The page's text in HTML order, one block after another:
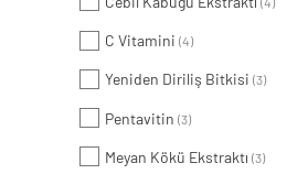
Cebil Kabuğu Ekstraktı (4)
C Vitamini (4)
Yeniden Diriliş Bitkisi (3)
Pentavitin (3)
Meyan Kökü Ekstraktı (3)